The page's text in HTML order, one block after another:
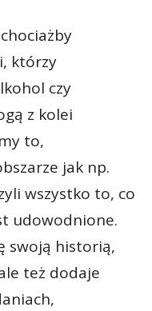
którzy
czy
z kolei
to,
jak np.
wszystko to, co
udowodnione.
swoją historią,
też dodaje